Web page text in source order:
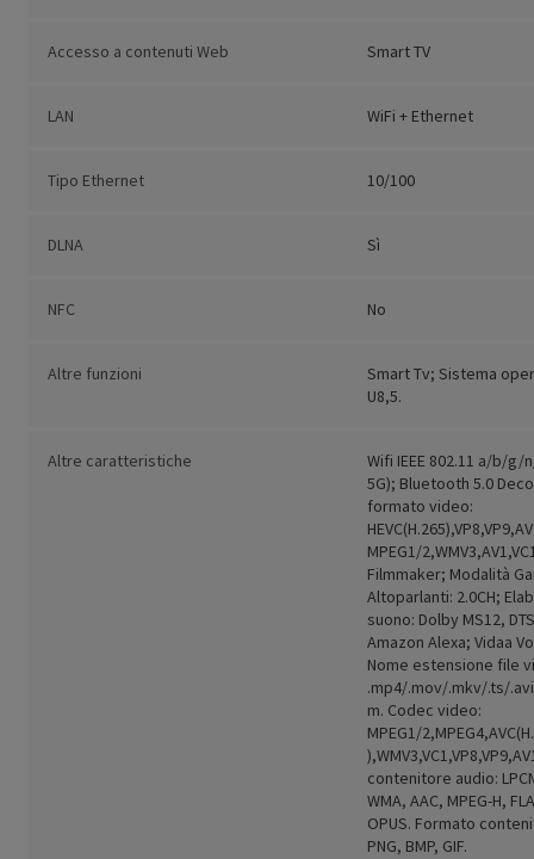
Accesso a contenuti Web Smart TV
LAN WiFi + Ethernet
Tipo Ethernet 10/100
DLNA Sì
NFC No
Altre funzioni
Smart Tv; Sistema
U8,5.
Altre caratteristiche
Wifi IEEE 802.11 a/b/g/
5G); Bluetooth 5.0
formato video:
MPEG1/
Filmmaker; Modalità
Altoparlanti: 2.0CH;
suono: Dolby MS12,
Amazon Alexa; Vidaa
Nome estensione file
.mp4/.mov/.mkv/.ts/
m. Codec video:
MPEG1/
contenitore audio:
WMA, AAC, MPEG-H,
OPUS. Formato
PNG, BMP, GIF.